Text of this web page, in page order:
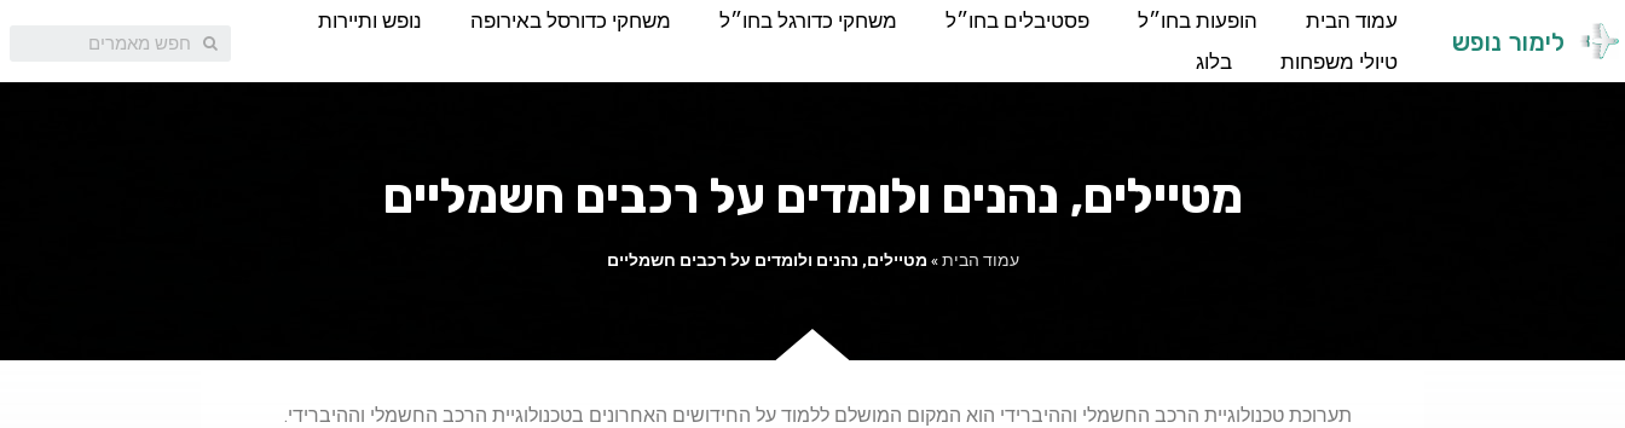
לימור נופש
עמוד הבית הופעות בחו״ל פסטיבלים בחו״ל משחקי כדורגל בחו״ל משחקי כדורסל באירופה
נופש ותיירות
טיולי משפחות
בלוג
מטיילים, נהנים ולומדים על רכבים חשמליים
עמוד הבית» מטיילים, נהנים ולומדים על רכבים חשמליים
תערוכת טכנולוגיית הרכב החשמלי וההיברידי הוא המקום המושלם ללמוד על החידושים האחרונים בטכנולוגיית הרכב החשמלי וההיברידי.